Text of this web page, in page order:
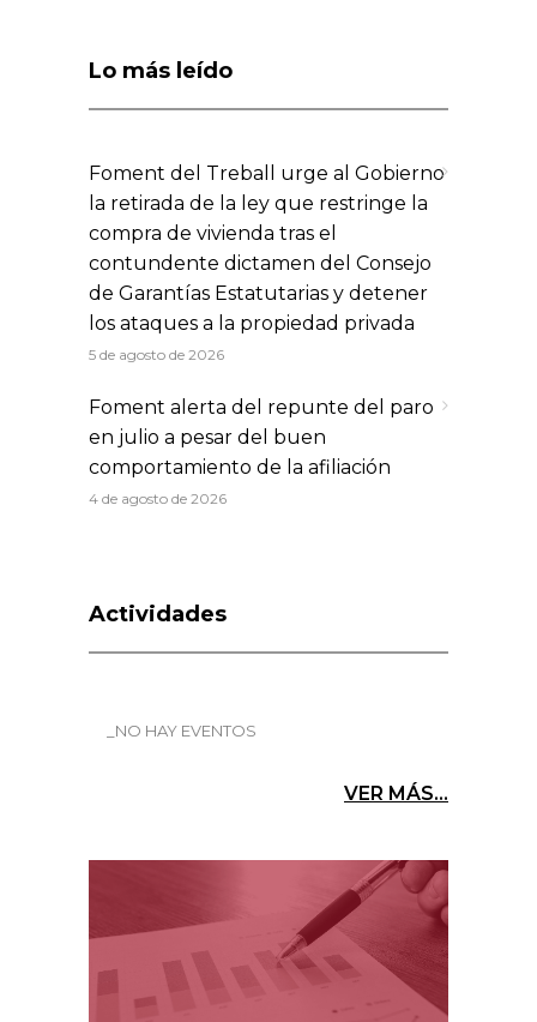
Lo más leído
Foment del Treball urge al Gobierno
la retirada de la ley que restringe la
compra de vivienda tras el
contundente dictamen del Consejo
de Garantías Estatutarias y detener
los ataques a la propiedad privada
5 de agosto de 2026
Foment alerta del repunte del paro
en julio a pesar del buen
comportamiento de la afiliación
4 de agosto de 2026
Actividades
_NO HAY EVENTOS
VER MÁS...